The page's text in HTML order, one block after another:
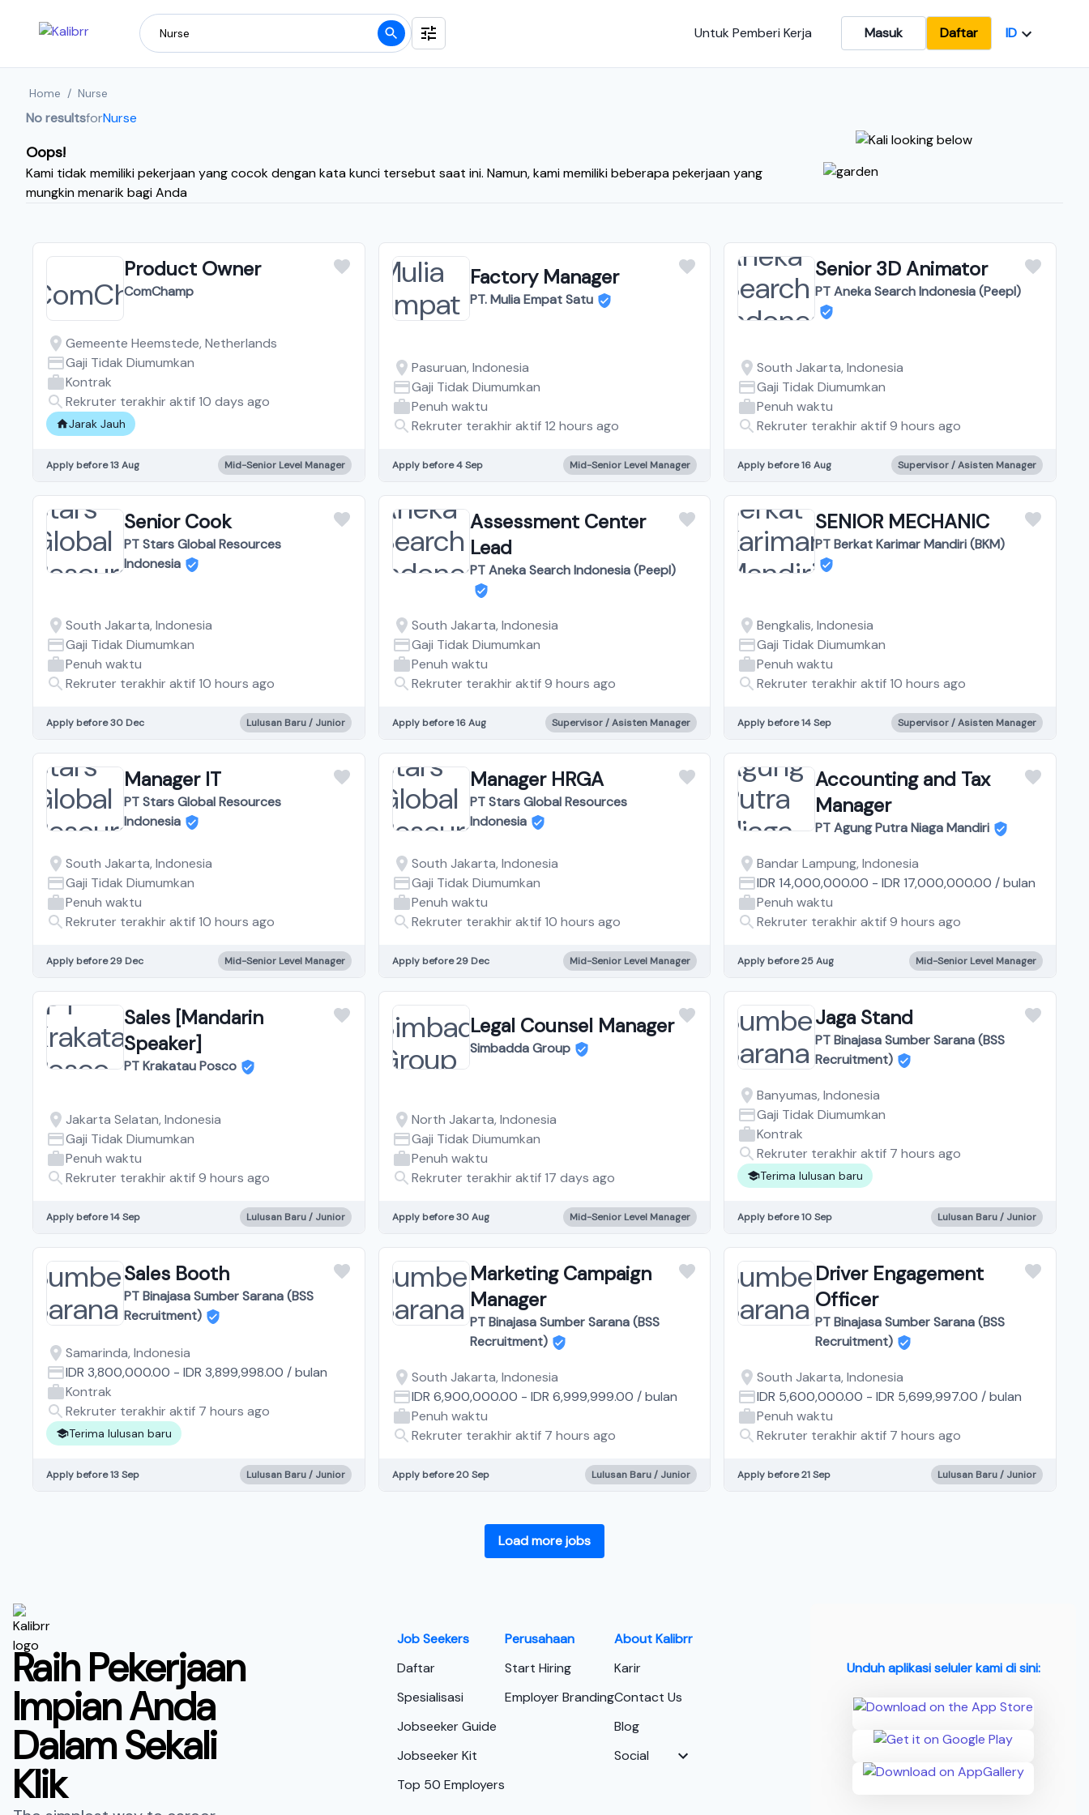
Untuk Pemberi Kerja Masuk Daftar ID
Home / Nurse
No resultsforNurse
Oops!
Kami tidak memiliki pekerjaan yang cocok dengan kata kunci tersebut saat ini. Namun, kami memiliki beberapa pekerjaan yang
mungkin menarik bagi Anda
Product Owner
ComChamp
Gemeente Heemstede, Netherlands
Gaji Tidak Diumumkan
Kontrak
Rekruter terakhir aktif 10 days ago
Jarak Jauh
Apply before 13 Aug Mid-Senior Level Manager
Factory Manager
PT. Mulia Empat Satu
Pasuruan, Indonesia
Gaji Tidak Diumumkan
Penuh waktu
Rekruter terakhir aktif 12 hours ago
Apply before 4 Sep Mid-Senior Level Manager
Senior 3D Animator
PT Aneka Search Indonesia (Peepl)
South Jakarta, Indonesia
Gaji Tidak Diumumkan
Penuh waktu
Rekruter terakhir aktif 9 hours ago
Apply before 16 Aug Supervisor / Asisten Manager
Senior Cook
PT Stars Global Resources
Indonesia
South Jakarta, Indonesia
Gaji Tidak Diumumkan
Penuh waktu
Rekruter terakhir aktif 10 hours ago
Apply before 30 Dec Lulusan Baru / Junior
Assessment Center
Lead
PT Aneka Search Indonesia (Peepl)
South Jakarta, Indonesia
Gaji Tidak Diumumkan
Penuh waktu
Rekruter terakhir aktif 9 hours ago
Apply before 16 Aug Supervisor / Asisten Manager
SENIOR MECHANIC
PT Berkat Karimar Mandiri (BKM)
Bengkalis, Indonesia
Gaji Tidak Diumumkan
Penuh waktu
Rekruter terakhir aktif 10 hours ago
Apply before 14 Sep Supervisor / Asisten Manager
Manager IT
PT Stars Global Resources
Indonesia
South Jakarta, Indonesia
Gaji Tidak Diumumkan
Penuh waktu
Rekruter terakhir aktif 10 hours ago
Apply before 29 Dec Mid-Senior Level Manager
Manager HRGA
PT Stars Global Resources
Indonesia
South Jakarta, Indonesia
Gaji Tidak Diumumkan
Penuh waktu
Rekruter terakhir aktif 10 hours ago
Apply before 29 Dec Mid-Senior Level Manager
Accounting and Tax
Manager
PT Agung Putra Niaga Mandiri
Bandar Lampung, Indonesia
IDR 14,000,000.00 -IDR 17,000,000.00 /bulan
Penuh waktu
Rekruter terakhir aktif 9 hours ago
Apply before 25 Aug Mid-Senior Level Manager
Sales [Mandarin
Speaker]
PT Krakatau Posco
Jakarta Selatan, Indonesia
Gaji Tidak Diumumkan
Penuh waktu
Rekruter terakhir aktif 9 hours ago
Apply before 14 Sep Lulusan Baru / Junior
Legal Counsel Manager
Simbadda Group
North Jakarta, Indonesia
Gaji Tidak Diumumkan
Penuh waktu
Rekruter terakhir aktif 17 days ago
Apply before 30 Aug Mid-Senior Level Manager
Jaga Stand
PT Binajasa Sumber Sarana (BSS
Recruitment)
Banyumas, Indonesia
Gaji Tidak Diumumkan
Kontrak
Rekruter terakhir aktif 7 hours ago
Terima lulusan baru
Apply before 10 Sep Lulusan Baru / Junior
Sales Booth
PT Binajasa Sumber Sarana (BSS
Recruitment)
Samarinda, Indonesia
IDR 3,800,000.00 - IDR 3,899,998.00 /bulan
Kontrak
Rekruter terakhir aktif 7 hours ago
Terima lulusan baru
Apply before 13 Sep Lulusan Baru / Junior
Marketing Campaign
Manager
PT Binajasa Sumber Sarana (BSS
Recruitment)
South Jakarta, Indonesia
IDR 6,900,000.00 - IDR 6,999,999.00 /bulan
Penuh waktu
Rekruter terakhir aktif 7 hours ago
Apply before 20 Sep Lulusan Baru / Junior
Driver Engagement
Officer
PT Binajasa Sumber Sarana (BSS
Recruitment)
South Jakarta, Indonesia
IDR 5,600,000.00 -IDR 5,699,997.00 /bulan
Penuh waktu
Rekruter terakhir aktif 7 hours ago
Apply before 21 Sep Lulusan Baru / Junior
Load more jobs
Raih Pekerjaan
Impian Anda
Dalam Sekali
Klik
Job Seekers
Daftar
Spesialisasi
Jobseeker Guide
Jobseeker Kit
Top 50 Employers
Perusahaan
Start Hiring
Employer Branding
About Kalibrr
Karir
Contact Us
Blog
Social
Unduh aplikasi seluler kami di sini: